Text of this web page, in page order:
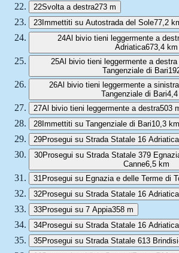
22Svolta a destra273 m
23Immettiti su Autostrada del Sole77,2
24Al bivio tieni leggermente a
Adriatica673,4 km
25Al bivio tieni leggermente a
Tangenziale di Bari
26Al bivio tieni leggermente a
Tangenziale di Bari
27Al bivio tieni leggermente a destra503
28Immettiti su Tangenziale di Bari10,3 km
29Prosegui su Strada Statale 16 Adriatica
30Prosegui su Strada Statale 379
Canne6,5 km
31 Prosegui su Egnazia e delle Terme di
32Prosegui su Strada Statale 16 Adriatica
33Prosegui su 7 Appia358 m
34Prosegui su Strada Statale 16 Adriatica
35Prosegui su Strada Statale 613